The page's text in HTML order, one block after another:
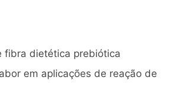
fibra dietética prebiótica
em aplicações de reação de